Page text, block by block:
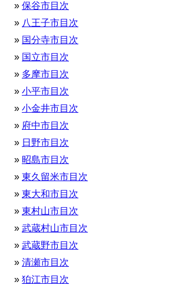
保谷市目次
八王子市目次
国分寺市目次
国立市目次
多摩市目次
小平市目次
小金井市目次
府中市目次
日野市目次
昭島市目次
東久留米市目次
東大和市目次
東村山市目次
武蔵村山市目次
武蔵野市目次
清瀬市目次
狛江市目次